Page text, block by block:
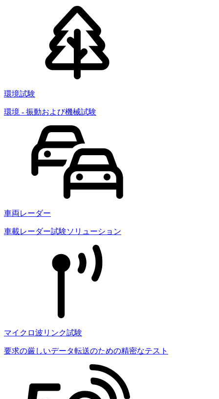
環境試験
環境 - 振動および機械試験
車両レーダー
車載レーダー試験ソリューション
マイクロ波リンク試験
要求の厳しいデータ転送のための精密なテスト